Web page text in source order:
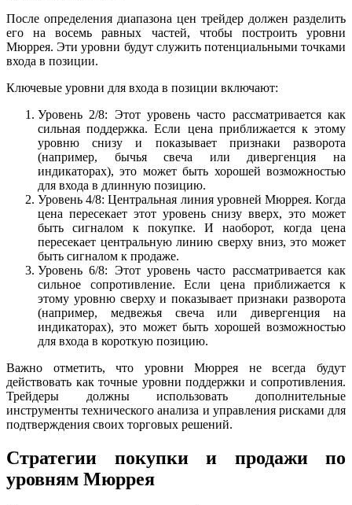
После определения диапазона цен трейдер должен разделить
его на восемь равных частей, чтобы построить уровни
Мюррея. Эти уровни будут служить потенциальными точками
входа в позиции.
Ключевые уровни для входа в позиции включают:
Уровень 2/8: Этот уровень часто рассматривается как
сильная поддержка. Если цена приближается к этому
уровню снизу и показывает признаки разворота
(например, бычья свеча или дивергенция на
индикаторах), это может быть хорошей возможностью
для входа в длинную позицию.
Уровень 4/8: Центральная линия уровней Мюррея. Когда
цена пересекает этот уровень снизу вверх, это может
быть сигналом к покупке. И наоборот, когда цена
пересекает центральную линию сверху вниз, это может
быть сигналом к продаже.
Уровень 6/8: Этот уровень часто рассматривается как
сильное сопротивление. Если цена приближается к
этому уровню сверху и показывает признаки разворота
(например, медвежья свеча или дивергенция на
индикаторах), это может быть хорошей возможностью
для входа в короткую позицию.
Важно отметить, что уровни Мюррея не всегда будут
действовать как точные уровни поддержки и сопротивления.
Трейдеры должны использовать дополнительные
инструменты технического анализа и управления рисками для
подтверждения своих торговых решений.
Стратегии покупки и продажи по
уровням Мюррея